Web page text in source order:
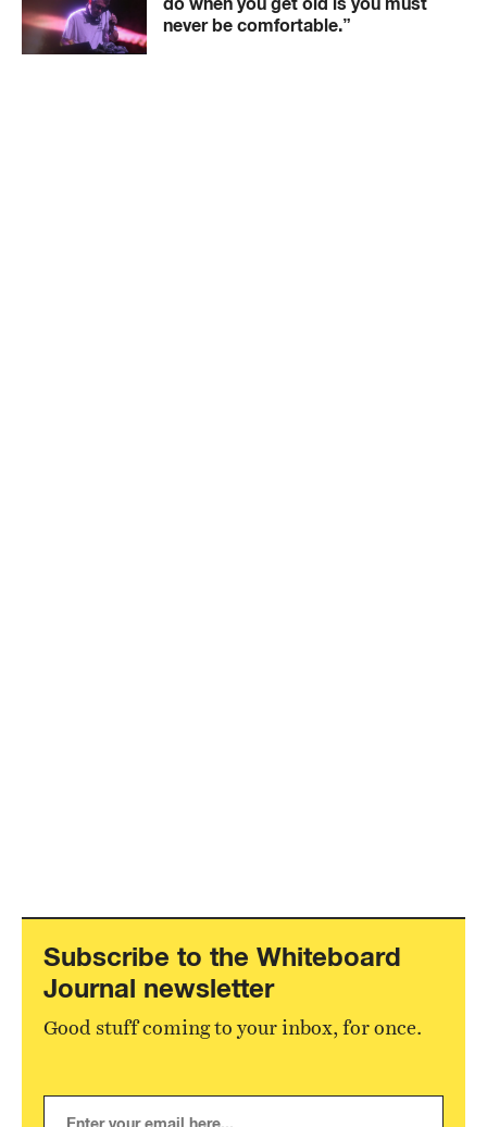
never be comfortable.”
Subscribe to the Whiteboard
Journal newsletter
Good stuff coming to your inbox, for once.